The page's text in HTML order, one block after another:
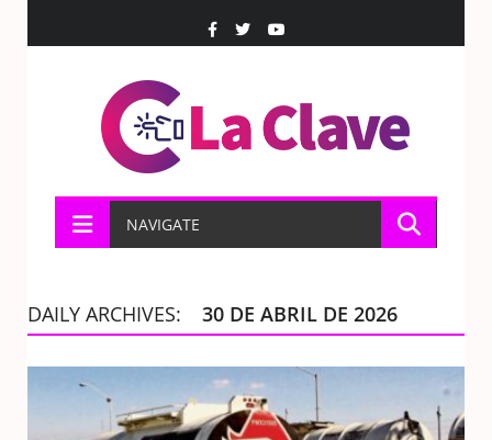
NAVIGATE
DAILY ARCHIVES: 30 DE ABRIL DE 2026